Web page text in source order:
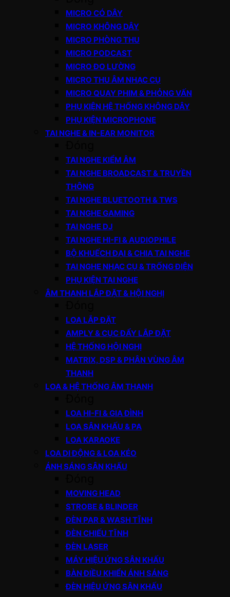
MICRO CÓ DÂY
MICRO KHÔNG DÂY
MICRO PHÒNG THU
MICRO PODCAST
MICRO ĐO LƯỜNG
MICRO THU ÂM NHẠC CỤ
MICRO QUAY PHIM & PHỎNG VẤN
PHỤ KIỆN HỆ THỐNG KHÔNG DÂY
PHỤ KIỆN MICROPHONE
TAI NGHE & IN-EAR MONITOR
TAI NGHE KIỂM ÂM
TAI NGHE BROADCAST & TRUYỀN
THÔNG
TAI NGHE BLUETOOTH & TWS
TAI NGHE GAMING
TAI NGHE DJ
TAI NGHE HI-FI & AUDIOPHILE
BỘ KHUẾCH ĐẠI & CHIA TAI NGHE
TAI NGHE NHẠC CỤ & TRỐNG ĐIỆN
PHỤ KIỆN TAI NGHE
ÂM THANH LẮP ĐẶT & HỘI NGHỊ
LOA LẮP ĐẶT
AMPLY & CỤC ĐẨY LẮP ĐẶT
HỆ THỐNG HỘI NGHỊ
MATRIX, DSP & PHÂN VÙNG ÂM
THANH
LOA & HỆ THỐNG ÂM THANH
LOA HI-FI & GIA ĐÌNH
LOA SÂN KHẤU & PA
LOA KARAOKE
LOA DI ĐỘNG & LOA KÉO
ÁNH SÁNG SÂN KHẤU
MOVING HEAD
STROBE & BLINDER
ĐÈN PAR & WASH TĨNH
ĐÈN CHIẾU TĨNH
ĐÈN LASER
MÁY HIỆU ỨNG SÂN KHẤU
BÀN ĐIỀU KHIỂN ÁNH SÁNG
ĐÈN HIỆU ỨNG SÂN KHẤU